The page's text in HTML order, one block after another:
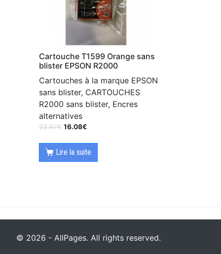
Cartouche T1599 Orange sans
blister EPSON R2000
Cartouches à la marque EPSON
sans blister, CARTOUCHES
R2000 sans blister, Encres
alternatives
22.97€ 16.08€
Lire la suite
© 2026 - AllPages. All rights reserved.